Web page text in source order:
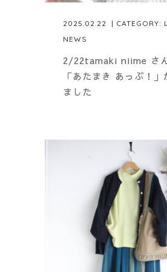
2025.02.22 | CATEGORY:
NEWS
2/22tamaki niime さ
「あたまき あっぷ！」
ました